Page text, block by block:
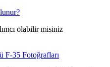
olabilir misiniz
F-35 Fotoğrafları